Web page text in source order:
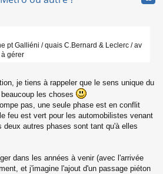
pt Galliéni / quais C.Bernard & Leclerc / av
à gérer
je tiens à rappeler que le sens unique du
les choses
pas, une seule phase est en conflit
feu est vert pour les automobilistes venant
deux autres phases sont tant qu'à elles
dans les années à venir (avec l'arrivée
et j'imagine l'ajout d'un passage piéton